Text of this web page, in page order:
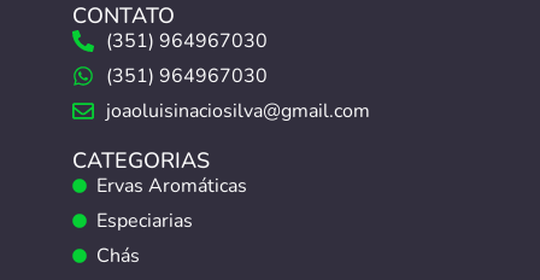
CONTATO
(351) 964967030
(351) 964967030
joaoluisinaciosilva@gmail.com
CATEGORIAS
Ervas Aromáticas
Especiarias
Chás